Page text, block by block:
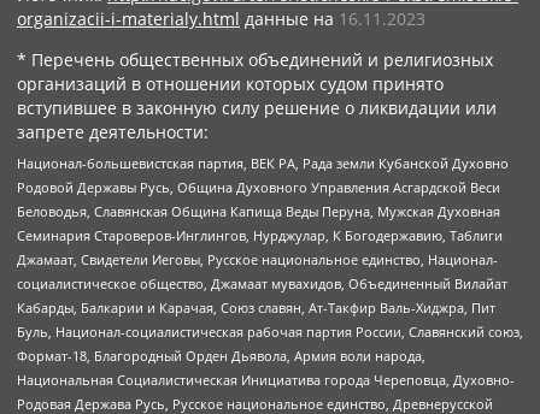
organizacii-i-materialy.html данные на 16.11.2023
* Перечень общественных объединений и религиозных
организаций в отношении которых судом принято
вступившее в законную силу решение о ликвидации или
запрете деятельности:
Национал-большевистская партия, ВЕК РА, Рада земли Кубанской Духовно
Родовой Державы Русь, Община Духовного Управления Асгардской Веси
Беловодья, Славянская Община Капища Веды Перуна, Мужская Духовная
Семинария Староверов-Инглингов, Нурджулар, К Богодержавию, Таблиги
Джамаат, Свидетели Иеговы, Русское национальное единство, Национал-
социалистическое общество, Джамаат мувахидов, Объединенный Вилайат
Кабарды, Балкарии и Карачая, Союз славян, Ат-Такфир Валь-Хиджра, Пит
Буль, Национал-социалистическая рабочая партия России, Славянский союз,
Формат-18, Благородный Орден Дьявола, Армия воли народа,
Национальная Социалистическая Инициатива города Череповца, Духовно-
Родовая Держава Русь, Русское национальное единство, Древнерусской